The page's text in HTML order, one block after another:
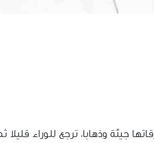
جيئة وذهابا، ترجع للوراء